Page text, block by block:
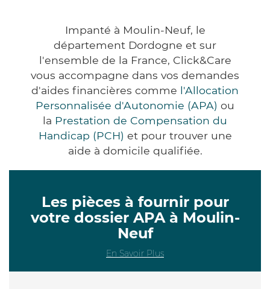
Impanté à Moulin-Neuf, le
département Dordogne et sur
l'ensemble de la France, Click&Care
vous accompagne dans vos demandes
d'aides financières comme l'Allocation
Personnalisée d'Autonomie (APA) ou
la Prestation de Compensation du
Handicap (PCH) et pour trouver une
aide à domicile qualifiée.
Les pièces à fournir pour
votre dossier APA à Moulin-
Neuf
En Savoir Plus